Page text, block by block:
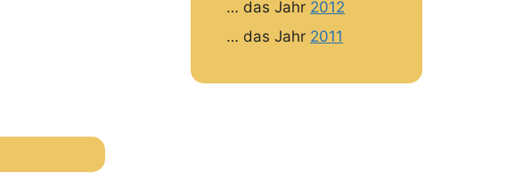
… das Jahr 2012
… das Jahr 2011